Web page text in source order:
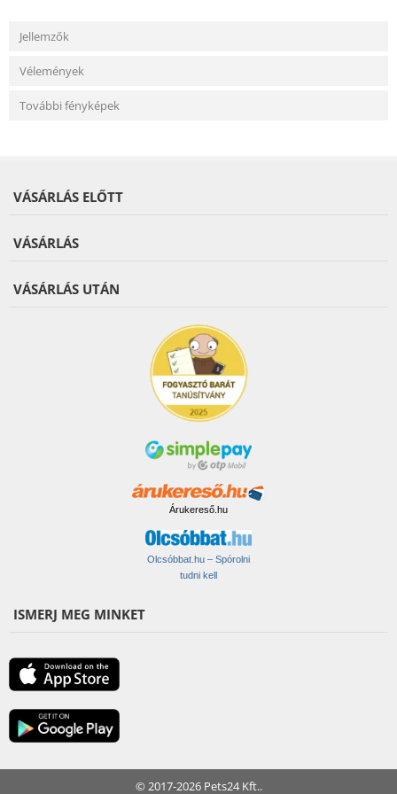
Jellemzők
Vélemények
További fényképek
VÁSÁRLÁS ELŐTT
VÁSÁRLÁS
VÁSÁRLÁS UTÁN
Árukereső.hu
Olcsóbbat.hu – Spórolni
tudni kell
ISMERJ MEG MINKET
© 2017-2026 Pets24 Kft..